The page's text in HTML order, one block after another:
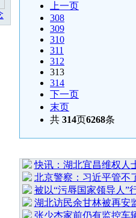
上一页
308
309
310
311
312
313
314
下一页
末页
共 314页6268条
快讯：湖北宜昌维权人
北京警察：习近平管不
被以“污辱国家领导人”
湖北访民余甘林被再安
张少杰家前仍有监控车